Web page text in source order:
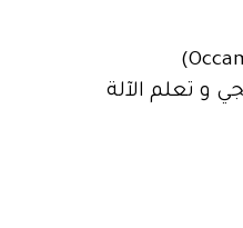
و تعلم الآلة